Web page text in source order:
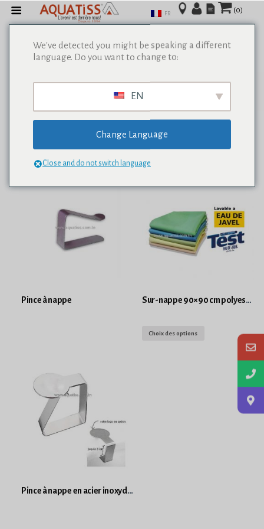
(0)
Pince à nappe Sur-nappe 90×90 cm polyester viscose
Choix des options
Pince à nappe en acier inoxydable pour tables par lot de 300 pinces
FR
We've detected you might be speaking a different
language. Do you want to change to:
EN
Change Language
Close and do not switch language